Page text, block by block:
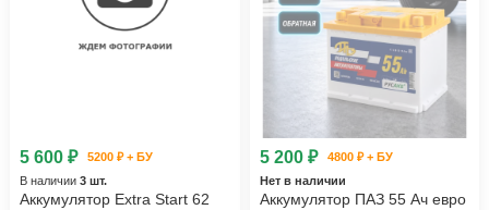
5 600 ₽
5200 ₽ + БУ
В наличии 3 шт.
Аккумулятор Extra Start 62
5 200 ₽
4800 ₽ + БУ
Нет в наличии
Аккумулятор ПАЗ 55 Ач евро